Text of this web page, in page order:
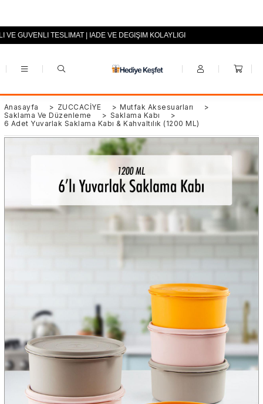
+90 (0553) 694 94 70
GÜVENLİ TESLİMAT | İADE VE DEĞİŞİM KOLAYLIĞI
Anasayfa > ZÜCCACİYE > Mutfak Aksesuarları
>
Saklama Ve Düzenleme
> Saklama Kabı
>
6 Adet Yuvarlak Saklama Kabı & Kahvaltılık (1200 ML)